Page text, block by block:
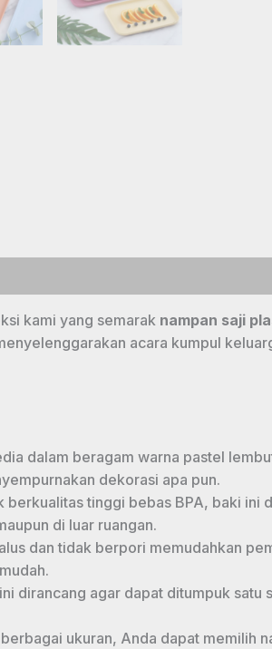
kami yang semarak nampan saji
acara kumpul
dalam beragam warna pastel
dekorasi apa pun.
berkualitas tinggi bebas BPA, baki ini
di luar ruangan.
dan tidak berpori memudahkan
dirancang agar dapat ditumpuk satu
ukuran, Anda dapat memilih